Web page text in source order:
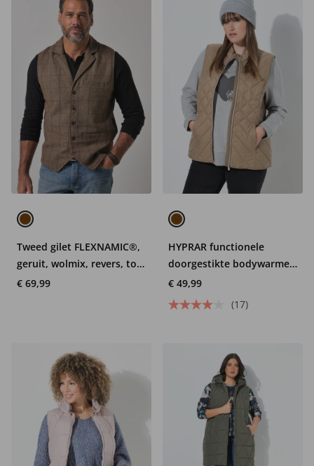
Tweed gilet FLEXNAMIC®,
geruit, wolmix, revers, tot
8XL
€ 69,99
HYPRAR functionele
doorgestikte bodywarmer,
waterafstotend,
opstaande kraag
€ 49,99
(17)